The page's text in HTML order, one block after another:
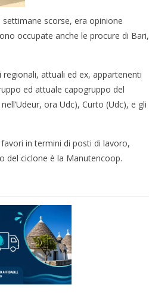
settimane scorse, era opinione
occupate anche le procure di Bari,
attuali ed ex, appartenenti
ed attuale capogruppo del
ora Udc), Curto (Udc), e gli
in termini di posti di lavoro,
del ciclone è la Manutencoop.